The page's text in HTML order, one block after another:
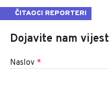
ČITAOCI REPORTERI
Dojavite nam vijest
Naslov *